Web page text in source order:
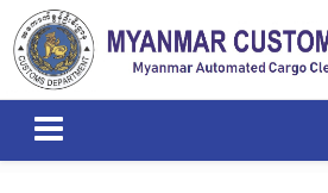
Skip to main content